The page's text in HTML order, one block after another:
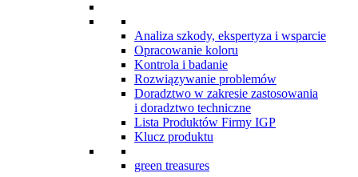
Analiza szkody, ekspertyza i wsparcie
Opracowanie koloru
Kontrola i badanie
Rozwiązywanie problemów
Doradztwo w zakresie zastosowania
i doradztwo techniczne
Lista Produktów Firmy IGP
Klucz produktu
green treasures